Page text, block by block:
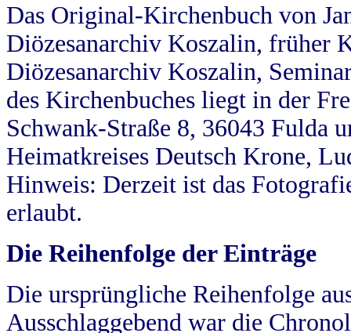
Das Original-Kirchenbuch von
Diözesanarchiv Koszalin, früher
Diözesanarchiv Koszalin,
des Kirchenbuches liegt in der
Schwank-Straße 8, 36043 Fulda
Heimatkreises Deutsch Krone,
Hinweis: Derzeit ist das
erlaubt.
Die Reihenfolge der Einträge
Die ursprüngliche Reihenfolge
Ausschlaggebend war die